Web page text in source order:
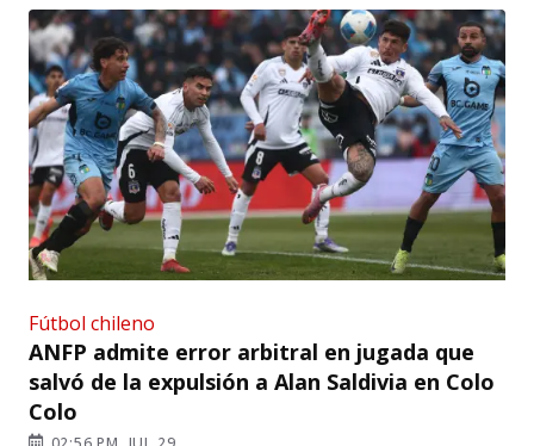
Fútbol chileno
ANFP admite error arbitral en jugada que
salvó de la expulsión a Alan Saldivia en Colo
Colo